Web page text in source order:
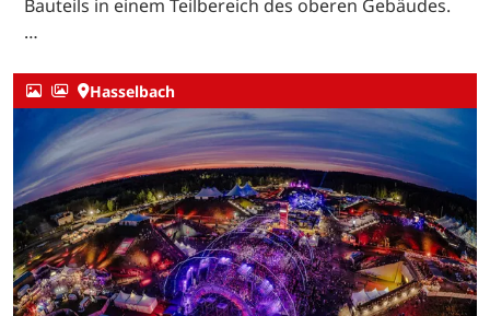
Bauteils in einem Teilbereich des oberen Gebäudes.
…
Hasselbach